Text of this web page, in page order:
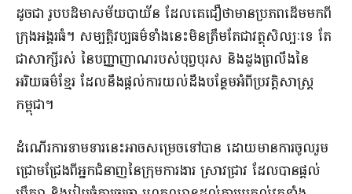
ដូចជា រូបបដិមាសម័យបាយ័ន ដែលគេជឿថាមានប្រភពដើមមកពី
ក្រុងអង្គរធំ។ សម្បត្តិវប្បធម៌ទាំងនេះមិនត្រឹមតែជាវត្ថុសិល្បៈទេ តែ
ជាសាក្សីរស់ នៃបញ្ញាញាណរបស់បុព្វបុរស និងដួងព្រលឹងនៃ
អរិយធម៌ខ្មែរ ដែលនឹងផ្ដល់ការយល់ដឹងបន្ថែមអំពីប្រវត្តិសាស្ត្រ
កម្ពុជា។
ដំណើរការទាមទារនេះអាចសម្រេចទៅបាន ដោយមានការចូលរួម
ជ្រោមជ្រែងពីអ្នកជំនាញនៃក្រុមការងារ ស្រាវជ្រាវ ដែលបានផ្តល់